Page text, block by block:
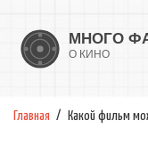
Главная Какой фильм